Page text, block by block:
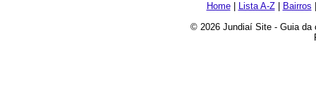
Home| Lista A-Z| Bairros
© 2026 Jundiaí Site - Guia